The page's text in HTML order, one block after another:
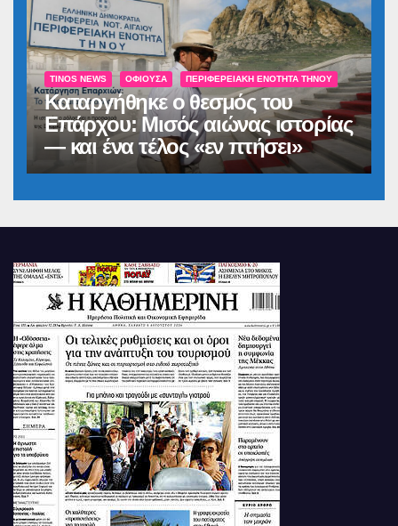
TINOS NEWS ΟΦΙΟΎΣΑ ΠΕΡΙΦΕΡΕΙΑΚΉ ΕΝΌΤΗΤΑ ΤΉΝΟΥ
Καταργήθηκε ο θεσμός του
Επάρχου: Μισός αιώνας ιστορίας
— και ένα τέλος «εν πτήσει»